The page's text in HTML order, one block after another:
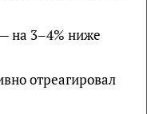
на 3–4% ниже
отреагировал